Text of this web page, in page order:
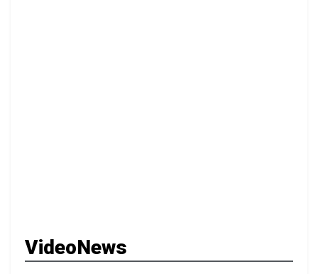
VideoNews